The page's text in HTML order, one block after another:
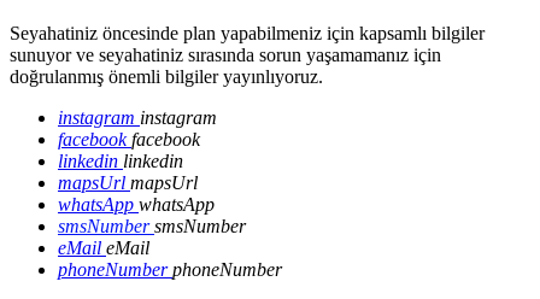
Seyahatiniz öncesinde plan yapabilmeniz için kapsamlı bilgiler
sunuyor ve seyahatiniz sırasında sorun yaşamamanız için
doğrulanmış önemli bilgiler yayınlıyoruz.
instagram instagram
facebookfacebook
linkedin linkedin
mapsUrl mapsUrl
whatsApp whatsApp
smsNumbersmsNumber
eMail eMail
phoneNumberphoneNumber